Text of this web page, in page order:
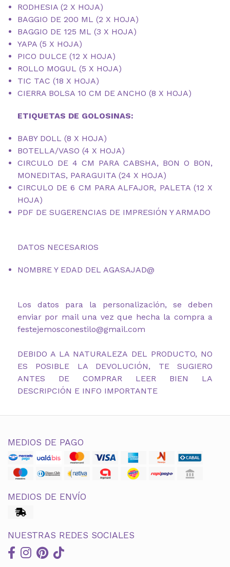
RODHESIA (2 X HOJA)
BAGGIO DE 200 ML (2 X HOJA)
BAGGIO DE 125 ML (3 X HOJA)
YAPA (5 X HOJA)
PICO DULCE (12 X HOJA)
ROLLO MOGUL (5 X HOJA)
TIC TAC (18 X HOJA)
CIERRA BOLSA 10 CM DE ANCHO (8 X HOJA)
ETIQUETAS DE GOLOSINAS:
BABY DOLL (8 X HOJA)
BOTELLA/VASO (4 X HOJA)
CIRCULO DE 4 CM PARA CABSHA, BON O BON,
MONEDITAS, PARAGUITA (24 X HOJA)
CIRCULO DE 6 CM PARA ALFAJOR, PALETA (12 X
HOJA)
PDF DE SUGERENCIAS DE IMPRESIÓN Y ARMADO
DATOS NECESARIOS
NOMBRE Y EDAD DEL AGASAJAD@
Los datos para la personalización, se deben
enviar por mail una vez que hecha la compra a
festejemosconestilo@gmail.com
DEBIDO A LA NATURALEZA DEL PRODUCTO, NO
ES POSIBLE LA DEVOLUCIÓN, TE SUGIERO
ANTES DE COMPRAR LEER BIEN LA
DESCRIPCIÓN E INFO IMPORTANTE
MEDIOS DE PAGO
MEDIOS DE ENVÍO
NUESTRAS REDES SOCIALES